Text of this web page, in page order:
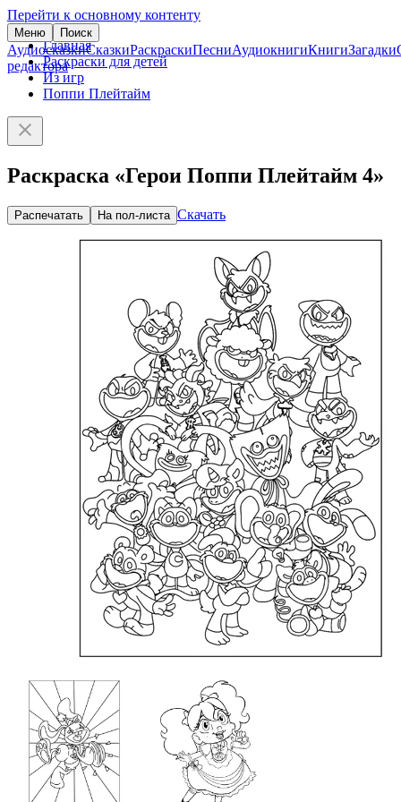
Перейти к основному контенту
Меню Поиск
АудиосказкиСказкиРаскраскиПесниАудиокнигиКнигиЗагадки
редактора
Главная
Раскраски для детей
Из игр
Поппи Плейтайм
Раскраска «Герои Поппи Плейтайм 4»
Распечатать На пол-листа Скачать